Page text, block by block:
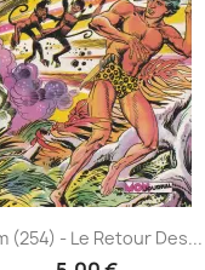
(254) - Le Retour Des...